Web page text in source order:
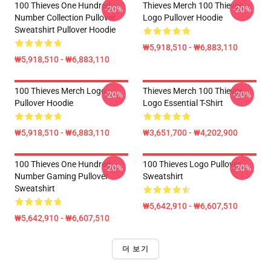
100 Thieves One Hundred
Number Collection Pullover
Sweatshirt Pullover Hoodie
₩5,918,510 - ₩6,883,110
-20%
Thieves Merch 100 Thieves
Logo Pullover Hoodie
₩5,918,510 - ₩6,883,110
-20%
100 Thieves Merch Logo
Pullover Hoodie
₩5,918,510 - ₩6,883,110
-20%
Thieves Merch 100 Thieves
Logo Essential T-Shirt
₩3,651,700 - ₩4,202,900
-20%
100 Thieves One Hundred
Number Gaming Pullover
Sweatshirt
₩5,642,910 - ₩6,607,510
-20%
100 Thieves Logo Pullover
Sweatshirt
₩5,642,910 - ₩6,607,510
-20%
더 보기